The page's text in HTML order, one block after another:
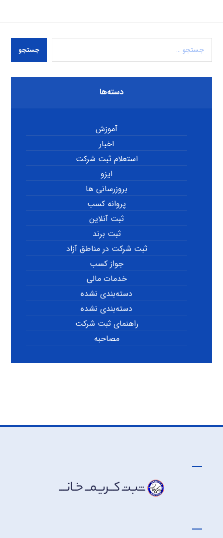
جستجو
دسته‌ها
آموزش
اخبار
استعلام ثبت شرکت
ایزو
بروزرسانی ها
پروانه کسب
ثبت آنلاین
ثبت برند
ثبت شرکت در مناطق آزاد
جواز کسب
خدمات مالی
دسته‌بندی نشده
دسته‌بندی نشده
راهنمای ثبت شرکت
مصاحبه